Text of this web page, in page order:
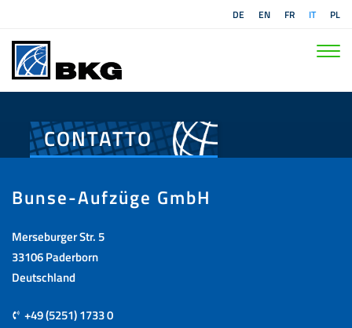
DE EN FR IT PL
CONTATTO
Bunse-Aufzüge GmbH
Merseburger Str. 5
33106 Paderborn
Deutschland
+49 (5251) 1733 0